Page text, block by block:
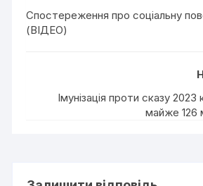
Спостереження про соціальну
(ВІДЕО)
Імунізація проти сказу
майже 126